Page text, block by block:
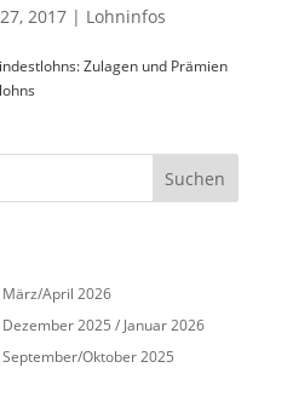
2017| Lohninfos
Zulagen und Prämien
April 2026
2025 / Januar 2026
Oktober 2025